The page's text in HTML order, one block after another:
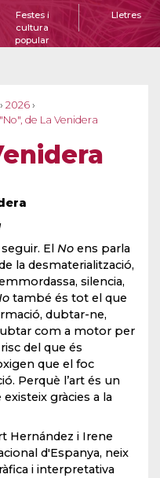
Festes i
cultura
popular
Lletres
› 2026 ›
"No", de La Venidera
El No ens parla
la desmaterialització,
silencia,
també és tot el que
dubtar-ne,
com a motor per
del que és
que el foc
Perquè l’art és un
gràcies a la
Hernández i Irene
d'Espanya, neix
i interpretativa